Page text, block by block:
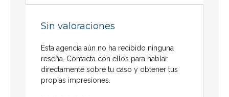
Sin valoraciones
Esta agencia aún no ha recibido ninguna
reseña. Contacta con ellos para hablar
directamente sobre tu caso y obtener tus
propias impresiones.